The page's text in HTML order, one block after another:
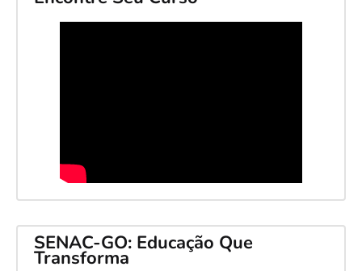
SENAC-GO: Educação Que
Transforma